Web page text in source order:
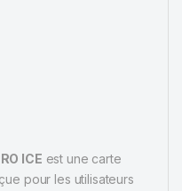
ICE est une carte
pour les utilisateurs